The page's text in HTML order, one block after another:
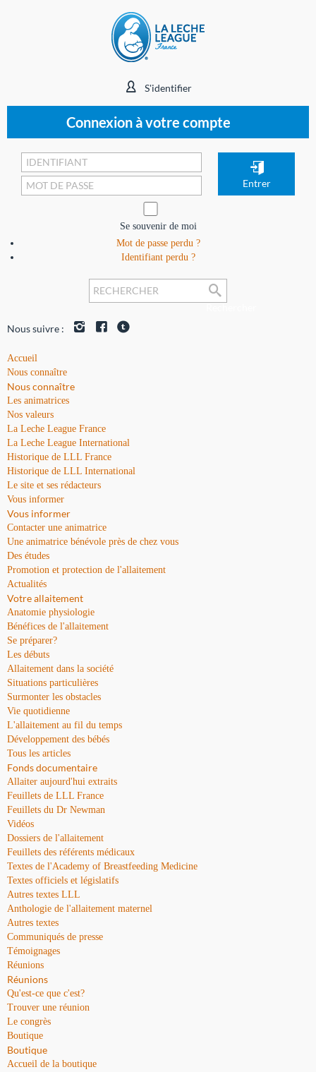
S'identifier
Connexion à votre compte
Se souvenir de moi
Mot de passe perdu ?
Identifiant perdu ?
Nous suivre :
Accueil
Nous connaître
Nous connaître
Les animatrices
Nos valeurs
La Leche League France
La Leche League International
Historique de LLL France
Historique de LLL International
Le site et ses rédacteurs
Vous informer
Vous informer
Contacter une animatrice
Une animatrice bénévole près de chez vous
Des études
Promotion et protection de l'allaitement
Actualités
Votre allaitement
Anatomie physiologie
Bénéfices de l'allaitement
Se préparer?
Les débuts
Allaitement dans la société
Situations particulières
Surmonter les obstacles
Vie quotidienne
L'allaitement au fil du temps
Développement des bébés
Tous les articles
Fonds documentaire
Allaiter aujourd'hui extraits
Feuillets de LLL France
Feuillets du Dr Newman
Vidéos
Dossiers de l'allaitement
Feuillets des référents médicaux
Textes de l'Academy of Breastfeeding Medicine
Textes officiels et législatifs
Autres textes LLL
Anthologie de l'allaitement maternel
Autres textes
Communiqués de presse
Témoignages
Réunions
Réunions
Qu'est-ce que c'est?
Trouver une réunion
Le congrès
Boutique
Boutique
Accueil de la boutique